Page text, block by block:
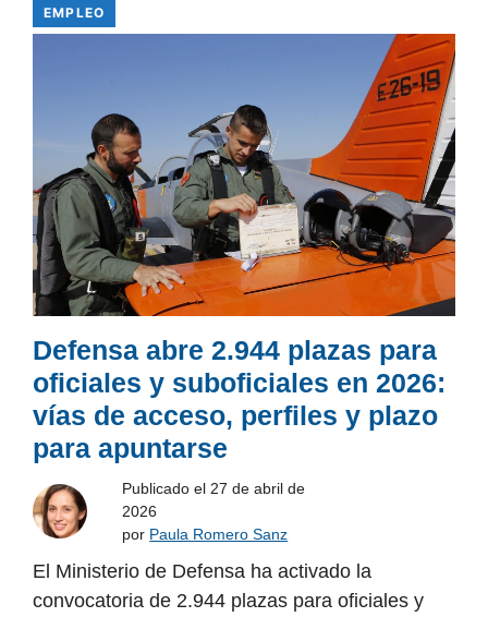
EMPLEO
Defensa abre 2.944 plazas para
oficiales y suboficiales en 2026:
vías de acceso, perfiles y plazo
para apuntarse
Publicado el 27 de abril de
2026
por Paula Romero Sanz
El Ministerio de Defensa ha activado la
convocatoria de 2.944 plazas para oficiales y